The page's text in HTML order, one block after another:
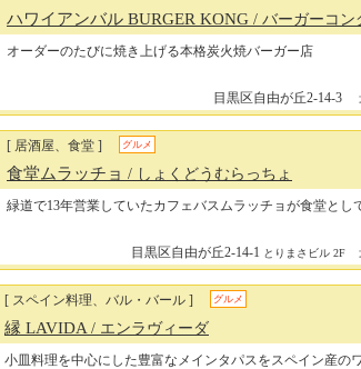
ハワイアンバル BURGER KONG / バーガーコン
オーダーのたびに焼き上げる本格炭火焼バーガー店
目黒区自由が丘2-14-3
[ 居酒屋、食堂 ] グルメ
食堂ムラッチョ / しょくどうむらっちょ
緑道で13年営業していたカフェバスムラッチョが食堂とし
目黒区自由が丘2-14-1 とりまさビル 2F
[ スペイン料理、バル・バール ] グルメ
縁 LAVIDA / エンラヴィーダ
小皿料理を中心にした豊富なメインタパスをスペイン産の